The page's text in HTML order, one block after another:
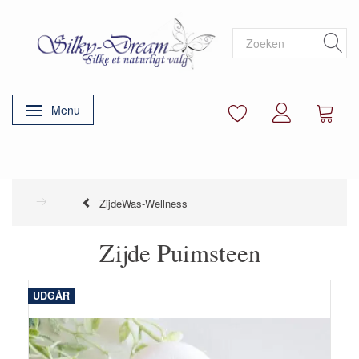
Navigatie in-/uitschakelen
Menu
ZijdeWas-Wellness
Zijde Puimsteen
UDGÅR